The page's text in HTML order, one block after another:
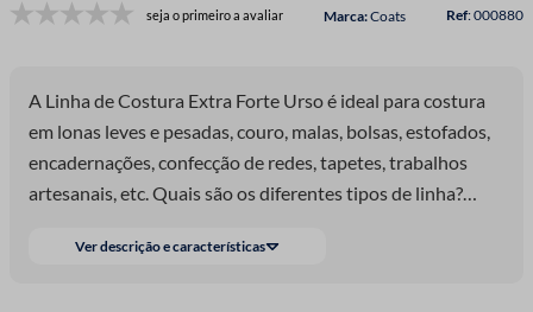
seja o primeiro a avaliar Coats :000880
A Linha de Costura Extra Forte Urso é ideal para costura
em lonas leves e pesadas, couro, malas, bolsas, estofados,
encadernações, confecção de redes, tapetes, trabalhos
artesanais, etc. Quais são os diferentes tipos de linha?
030 e N° 040. Cada uma com um TEX diferente.
Ver descrição e características